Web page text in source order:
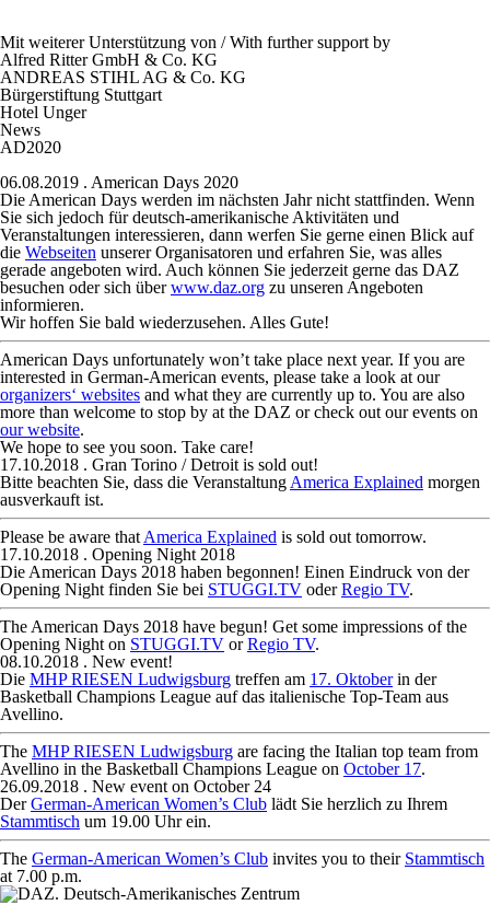
Mit weiterer Unterstützung von / With further support by
Alfred Ritter GmbH & Co. KG
ANDREAS STIHL AG & Co. KG
Bürgerstiftung Stuttgart
Hotel Unger
News
AD2020
06.08.2019 . American Days 2020
Die American Days werden im nächsten Jahr nicht stattfinden. Wenn
Sie sich jedoch für deutsch-amerikanische Aktivitäten und
Veranstaltungen interessieren, dann werfen Sie gerne einen Blick auf
die Webseiten unserer Organisatoren und erfahren Sie, was alles
gerade angeboten wird. Auch können Sie jederzeit gerne das DAZ
besuchen oder sich überwww.daz.org zu unseren Angeboten
informieren.
Wir hoffen Sie bald wiederzusehen. Alles Gute!
American Days unfortunately won’t take place next year. If you are
interested in German-American events, please take a look at our
organizers‘ websites and what they are currently up to. You are also
more than welcome to stop by at the DAZ or check out our events on
our website.
We hope to see you soon. Take care!
17.10.2018 . Gran Torino / Detroit is sold out!
Bitte beachten Sie, dass die Veranstaltung America Explained morgen
ausverkauft ist.
Please be aware that America Explained is sold out tomorrow.
17.10.2018 . Opening Night 2018
Die American Days 2018 haben begonnen! Einen Eindruck von der
Opening Night finden Sie bei STUGGI.TV oderRegio TV.
The American Days 2018 have begun! Get some impressions of the
Opening Night on STUGGI.TV orRegio TV.
08.10.2018 . New event!
Die MHP RIESEN Ludwigsburg treffen am 17. Oktoberin der
Basketball Champions League auf das italienische Top-Team aus
Avellino.
The MHP RIESEN Ludwigsburg are facing the Italian top team from
Avellino in the Basketball Champions League on October 17.
26.09.2018 . New event on October 24
DerGerman-American Women’s Club lädt Sie herzlich zu Ihrem
Stammtisch um 19.00 Uhr ein.
The German-American Women’s Club invites you to their Stammtisch
at 7.00 p.m.